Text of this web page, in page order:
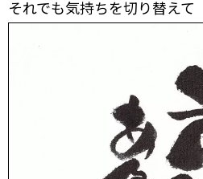
それでも気持ちを切り替えて